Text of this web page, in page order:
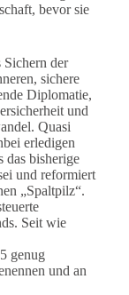
bevor sie
Sichern der
sichere
Diplomatie,
und
Quasi
erledigen
das bisherige
und reformiert
„Spaltpilz“.
Seit wie
genug
und an